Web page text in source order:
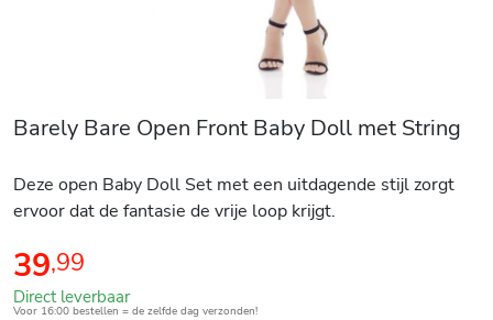
Barely Bare Open Front Baby Doll met String
Deze open Baby Doll Set met een uitdagende stijl zorgt
ervoor dat de fantasie de vrije loop krijgt.
39,99
Direct leverbaar
Voor 16:00 bestellen = de zelfde dag verzonden!